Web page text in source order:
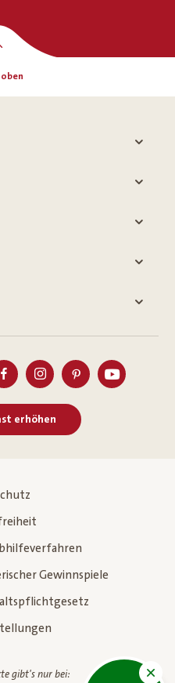
oben
erhöhen
Gewinnspiele
gibt's nur bei: